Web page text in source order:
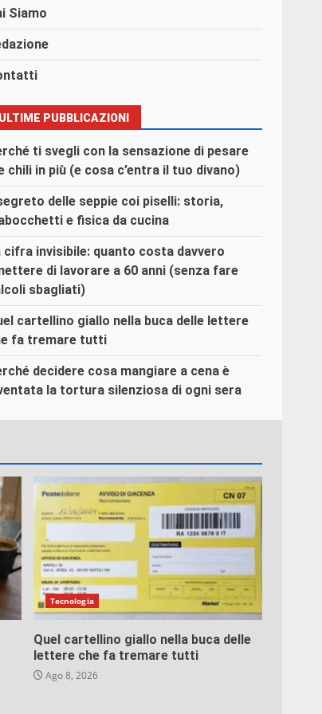
Siamo
ULTIME PUBBLICAZIONI
ti svegli con la sensazione di pesare
chili in più (e cosa c’entra il tuo divano)
delle seppie coi piselli: storia,
e fisica da cucina
cifra invisibile: quanto costa davvero
di lavorare a 60 anni (senza fare
sbagliati)
cartellino giallo nella buca delle lettere
fa tremare tutti
decidere cosa mangiare a cena è
la tortura silenziosa di ogni sera
Tecnologia
Quel cartellino giallo nella buca delle
lettere che fa tremare tutti
Ago 8, 2026